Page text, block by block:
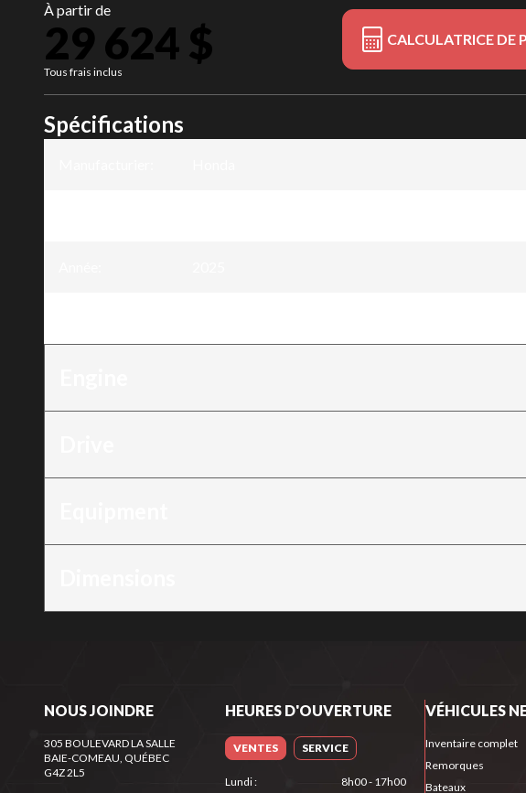
À partir de
29 624 $
Tous frais inclus
CALCULATRICE DE
Spécifications
NOUS JOINDRE
305 BOULEVARD LA SALLE
BAIE-COMEAU, QUÉBEC
G4Z 2L5
HEURES D'OUVERTURE
VENTES SERVICE
Lundi: 8h00 - 17h00
VÉHICULES
Inventaire complet
Remorques
Bateaux